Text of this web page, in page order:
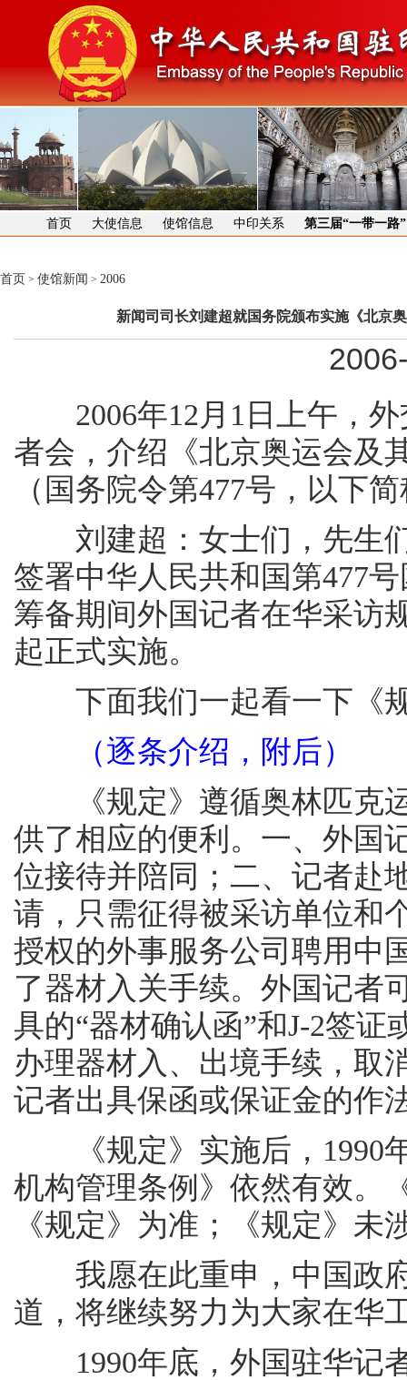
首页 大使信息 使馆信息 中印关系 第三届“一带一路
首页 > 使馆新闻 > 2006
新闻司司长刘建超就国务院颁布实施《北京
2006年12月1日上午，外
者会，介绍《北京奥运会及
（国务院令第477号，以下
刘建超：女士们，先生们
签署中华人民共和国第477
筹备期间外国记者在华采访
起正式实施。
下面我们一起看一下《
（逐条介绍，附后）
《规定》遵循奥林匹克运
供了相应的便利。一、外国
位接待并陪同；二、记者赴
请，只需征得被采访单位和
授权的外事服务公司聘用中
了器材入关手续。外国记者
具的“器材确认函”和J-2签证
办理器材入、出境手续，取
记者出具保函或保证金的作
《规定》实施后，1990
机构管理条例》依然有效。
《规定》为准；《规定》
我愿在此重申，中国政府
道，将继续努力为大家在华
1990年底，外国驻华记者